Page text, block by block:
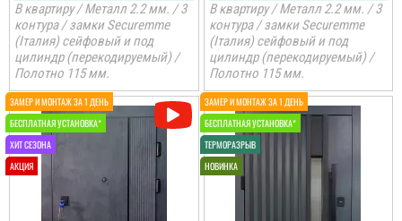
В квартиру / Металл 2.2 мм. / 3
контура / замки Securemme
(Італия) сейфовый и под
цилиндр (перекодируемый) /
Полотно 115 мм.
В квартиру / Металл 2.2 мм. / 3
контура / замки Securemme
(Італия) сейфовый и под
цилиндр (перекодируемый) /
Полотно 115 мм.